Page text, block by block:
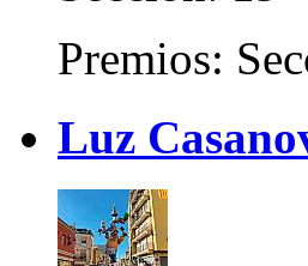
Premios:
Luz